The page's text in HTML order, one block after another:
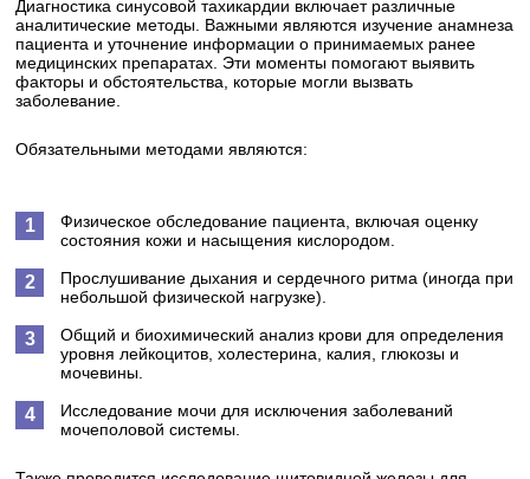
Диагностика синусовой тахикардии включает различные
аналитические методы. Важными являются изучение анамнеза
пациента и уточнение информации о принимаемых ранее
медицинских препаратах. Эти моменты помогают выявить
факторы и обстоятельства, которые могли вызвать
заболевание.
Обязательными методами являются:
Физическое обследование пациента, включая оценку
состояния кожи и насыщения кислородом.
Прослушивание дыхания и сердечного ритма (иногда при
небольшой физической нагрузке).
Общий и биохимический анализ крови для определения
уровня лейкоцитов, холестерина, калия, глюкозы и
мочевины.
Исследование мочи для исключения заболеваний
мочеполовой системы.